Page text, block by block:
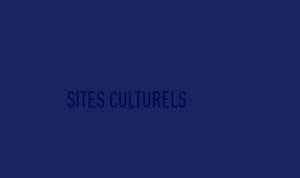
SITES CULTURELS